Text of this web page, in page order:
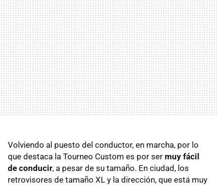
Volviendo al puesto del conductor, en marcha, por lo
que destaca la Tourneo Custom es por ser muy fácil
de conducir, a pesar de su tamaño. En ciudad, los
retrovisores de tamaño XL y la dirección, que está muy